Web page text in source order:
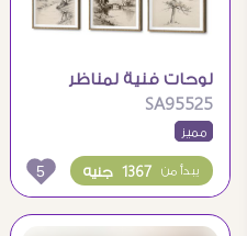
لوحات فنية لمناظر
طبيعية كلاسيكية
بالأشجار والنهر
SA95525
مميز
1367 جنيه يبدأ من 5